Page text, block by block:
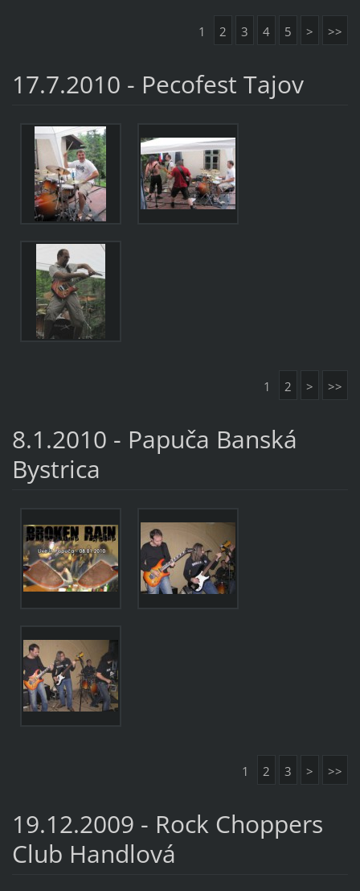
1 2 3 4 5 > >>
17.7.2010 - Pecofest Tajov
1 2 > >>
8.1.2010 - Papuča Banská
Bystrica
1 2 3 > >>
19.12.2009 - Rock Choppers
Club Handlová